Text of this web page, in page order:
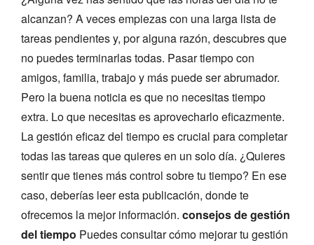
alcanzan? A veces empiezas con una larga lista de
tareas pendientes y, por alguna razón, descubres que
no puedes terminarlas todas. Pasar tiempo con
amigos, familia, trabajo y más puede ser abrumador.
Pero la buena noticia es que no necesitas tiempo
extra. Lo que necesitas es aprovecharlo eficazmente.
La gestión eficaz del tiempo es crucial para completar
todas las tareas que quieres en un solo día. ¿Quieres
sentir que tienes más control sobre tu tiempo? En ese
caso, deberías leer esta publicación, donde te
ofrecemos la mejor información. consejos de gestión
del tiempo Puedes consultar cómo mejorar tu gestión